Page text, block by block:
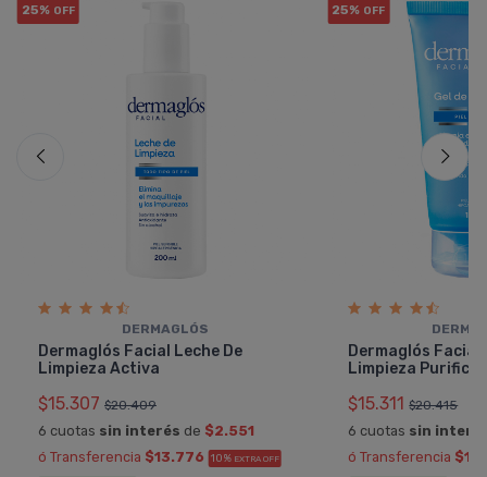
25% OFF
DERMAGLÓS
Dermaglós Facial Leche De
Limpieza Activa
$15.307 $20.409
6 cuotas sin interés de $2.551
ó Transferencia $13.776 10% EXTRA OFF
25% OFF
Dermaglós Facial
Limpieza
$15.311 $20.415
6 cuotas sin
ó Transferencia